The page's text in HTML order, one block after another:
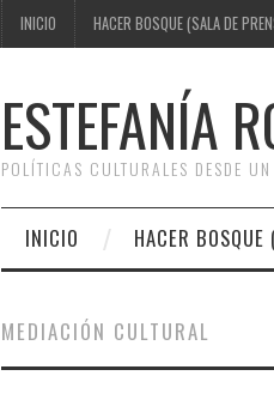
INICIO HACER BOSQUE (SALA DE
ESTEFANÍA
POLÍTICAS CULTURALES DESDE
INICIO HACER
MEDIACIÓN CULTURAL